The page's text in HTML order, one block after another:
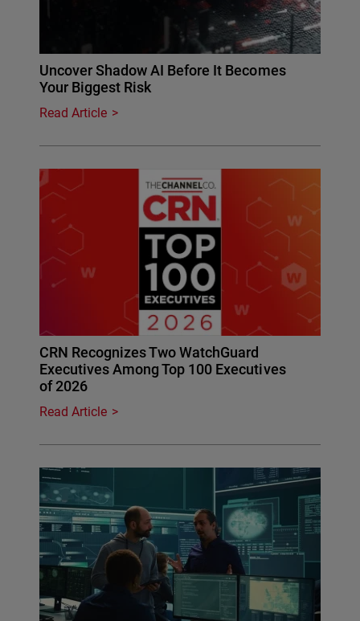
Uncover Shadow AI Before It Becomes
Your Biggest Risk
Read Article
CRN Recognizes Two WatchGuard
Executives Among Top 100 Executives
of 2026
Read Article